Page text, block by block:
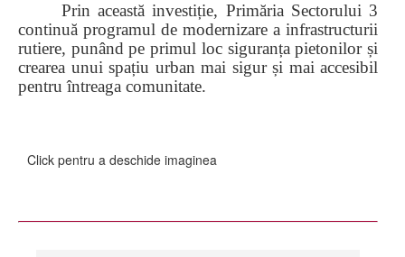
Prin această investiție, Primăria Sectorului 3
continuă programul de modernizare a infrastructurii
rutiere, punând pe primul loc siguranța pietonilor și
crearea unui spațiu urban mai sigur și mai accesibil
pentru întreaga comunitate.
Click pentru a deschide imaginea